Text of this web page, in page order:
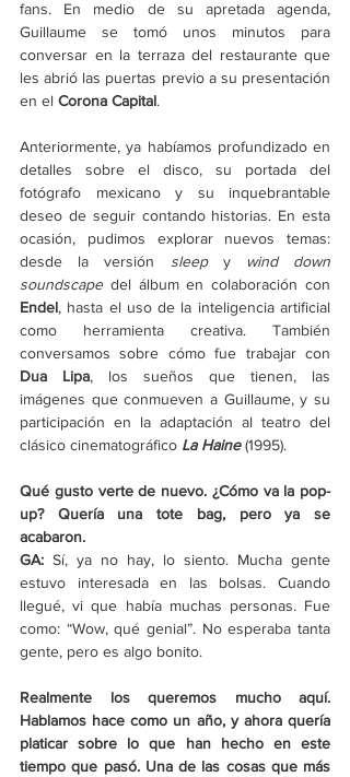
fans. En medio de su apretada agenda,
Guillaume se tomó unos minutos para
conversar en la terraza del restaurante que
les abrió las puertas previo a su presentación
en el Corona Capital.
Anteriormente, ya habíamos profundizado en
detalles sobre el disco, su portada del
fotógrafo mexicano y su inquebrantable
deseo de seguir contando historias. En esta
ocasión, pudimos explorar nuevos temas:
desde la versión sleep y
wind down
soundscape
Endel, hasta el uso de la inteligencia artificial
como herramienta creativa. También
Dua Lipa, los sueños que tienen, las
imágenes que conmueven a Guillaume, y su
participación en la adaptación al teatro del
clásico cinematográfico La Haine (1995).
Qué gusto verte de nuevo. ¿Cómo va la pop-
up? Quería una tote bag, pero ya se
acabaron.
GA: Sí, ya no hay, lo siento. Mucha gente
estuvo interesada en las bolsas. Cuando
llegué, vi que había muchas personas. Fue
como: “Wow, qué genial”. No esperaba tanta
gente, pero es algo bonito.
Realmente los queremos mucho aquí.
Hablamos hace como un año, y ahora quería
platicar sobre lo que han hecho en este
tiempo que pasó. Una de las cosas que más